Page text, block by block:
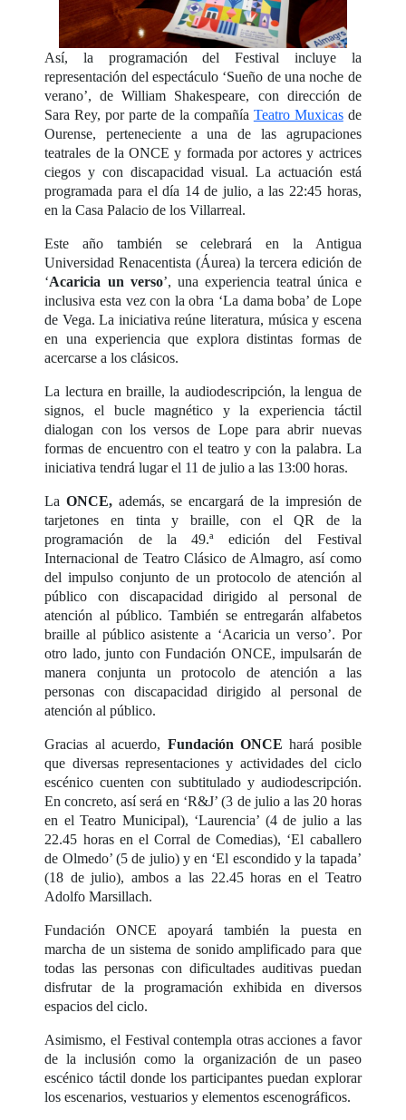
Así, la programación del Festival incluye la
representación del espectáculo ‘Sueño de una noche de
verano’, de William Shakespeare, con dirección de
Sara Rey, por parte de la compañía Teatro Muxicasde
Ourense, perteneciente a una de las agrupaciones
teatrales de la ONCE y formada por actores y actrices
ciegos y con discapacidad visual. La actuación está
programada para el día 14 de julio, a las 22:45 horas,
en la Casa Palacio de los Villarreal.
Este año también se celebrará en la Antigua
Universidad Renacentista (Áurea) la tercera edición de
‘Acaricia un verso’, una experiencia teatral única e
inclusiva esta vez con la obra ‘La dama boba’ de Lope
de Vega. La iniciativa reúne literatura, música y escena
en una experiencia que explora distintas formas de
acercarse a los clásicos.
La lectura en braille, la audiodescripción, la lengua de
signos, el bucle magnético y la experiencia táctil
dialogan con los versos de Lope para abrir nuevas
formas de encuentro con el teatro y con la palabra. La
iniciativa tendrá lugar el 11 de julio a las 13:00 horas.
La ONCE, además, se encargará de la impresión de
tarjetones en tinta y braille, con el QR de la
programación de la 49.ª edición del Festival
Internacional de Teatro Clásico de Almagro, así como
del impulso conjunto de un protocolo de atención al
público con discapacidad dirigido al personal de
atención al público. También se entregarán alfabetos
braille al público asistente a ‘Acaricia un verso’. Por
otro lado, junto con Fundación ONCE, impulsarán de
manera conjunta un protocolo de atención a las
personas con discapacidad dirigido al personal de
atención al público.
Gracias al acuerdo, Fundación ONCE hará posible
que diversas representaciones y actividades del ciclo
escénico cuenten con subtitulado y audiodescripción.
En concreto, así será en ‘R&J’ (3 de julio a las 20 horas
en el Teatro Municipal), ‘Laurencia’ (4 de julio a las
22.45 horas en el Corral de Comedias), ‘El caballero
de Olmedo’ (5 de julio) y en ‘El escondido y la tapada’
(18 de julio), ambos a las 22.45 horas en el Teatro
Adolfo Marsillach.
Fundación ONCE apoyará también la puesta en
marcha de un sistema de sonido amplificado para que
todas las personas con dificultades auditivas puedan
disfrutar de la programación exhibida en diversos
espacios del ciclo.
Asimismo, el Festival contempla otras acciones a favor
de la inclusión como la organización de un paseo
escénico táctil donde los participantes puedan explorar
los escenarios, vestuarios y elementos escenográficos.